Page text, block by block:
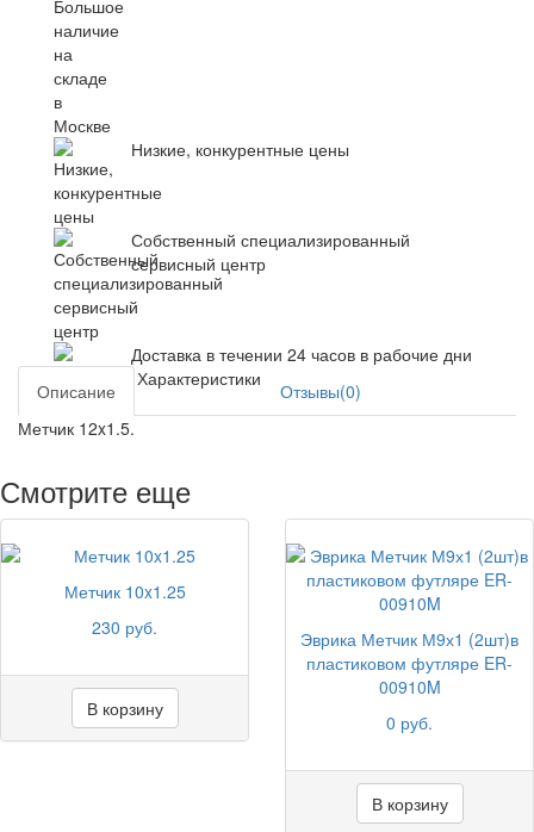
Низкие, конкурентные цены
Собственный специализированный
сервисный центр
Доставка в течении 24 часов в рабочие дни
Описание
Характеристики
Отзывы(0)
Метчик 12x1.5.
Смотрите еще
Метчик 10x1.25
230 руб.
В корзину
Эврика Метчик М9х1 (2шт)в
пластиковом футляре ER-
00910M
0 руб.
В корзину